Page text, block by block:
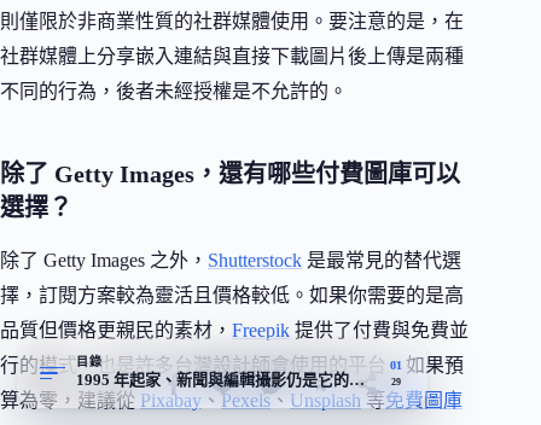
則僅限於非商業性質的社群媒體使用。要注意的是，在
社群媒體上分享嵌入連結與直接下載圖片後上傳是兩種
不同的行為，後者未經授權是不允許的。
除了 Getty Images，還有哪些付費圖庫可以
選擇？
除了 Getty Images 之外， Shutterstock 是最常見的替代選
擇，訂閱方案較為靈活且價格較低。如果你需要的是高
品質但價格更親民的素材， Freepik 提供了付費與免費並
行的模式，也是許多台灣設計師會使用的平台。如果預
算為零，建議從 Pixabay 、 Pexels、 Unsplash 等免費圖庫
目錄
1995 年起家、新聞與編輯攝影仍是它的主場
01
29